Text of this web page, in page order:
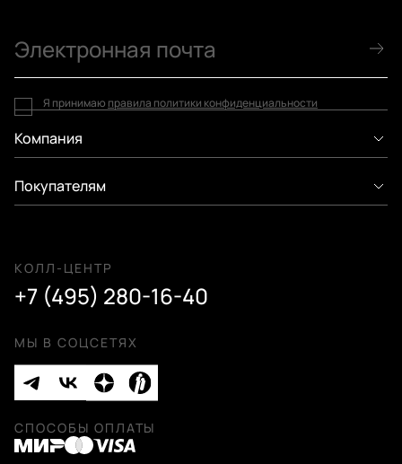
Компания
Покупателям
КОЛЛ-ЦЕНТР
+7 (495) 280-16-40
МЫ В СОЦСЕТЯХ
Я принимаю правила политики конфиденциальности
СПОСОБЫ ОПЛАТЫ